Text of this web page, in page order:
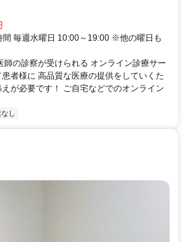
間 毎週水曜日 10:00～19:00 ※他の曜日も
師の診察が受けられる オンライン診療サー
者様に 高品質な医療の提供をしていくた
が必要です！ ご自宅などでのオンライン
し